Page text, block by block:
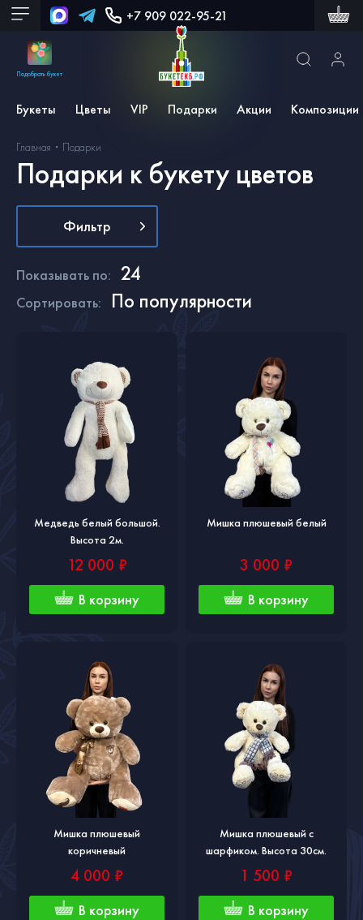
+7 909 022-95-21
Подобрать букет
Букеты Цветы VIP Подарки Акции Композиции
Главная Подарки
Подарки к букету цветов
Фильтр
Показывать по: 24
Сортировать: По популярности
Медведь белый большой.
Высота 2м.
12 000 ₽
В корзину
Мишка плюшевый белый
3 000 ₽
В корзину
Мишка плюшевый
коричневый
4 000 ₽
В корзину
Мишка плюшевый с
шарфиком. Высота 30см.
1 500 ₽
В корзину